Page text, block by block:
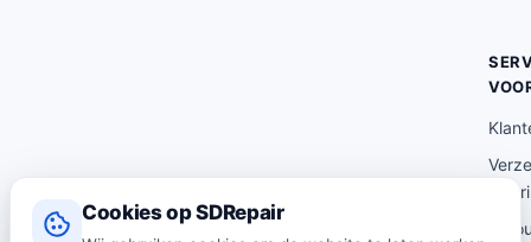
Cookies op SDRepair